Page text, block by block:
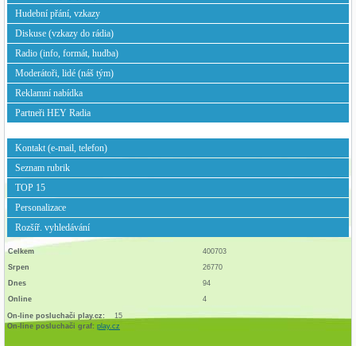
Hudební přání, vzkazy
Diskuse (vzkazy do rádia)
Radio (info, formát, hudba)
Moderátoři, lidé (náš tým)
Reklamní nabídka
Partneři HEY Radia
Kontakt (e-mail, telefon)
Seznam rubrik
TOP 15
Personalizace
Rozšíř. vyhledávání
Celkem
400703
Srpen
26770
Dnes
94
Online
4
On-line posluchači play.cz:
15
On-line posluchači graf: play.cz